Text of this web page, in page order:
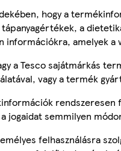
hogy a
tápanyagértékek, a
információkra, amelyek
a Tesco sajátmárkás
vagy a termék
jogaidat semmilyen
felhasználásra